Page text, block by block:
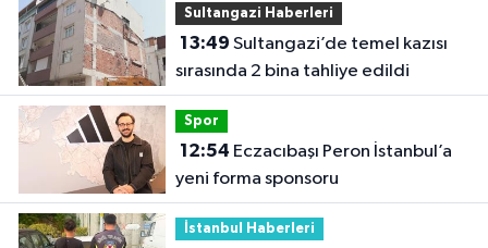
Sultangazi Haberleri
13:49
sırasında 2 bina tahliye edildi
Spor
12:54
yeni forma sponsoru
İstanbul Haberleri